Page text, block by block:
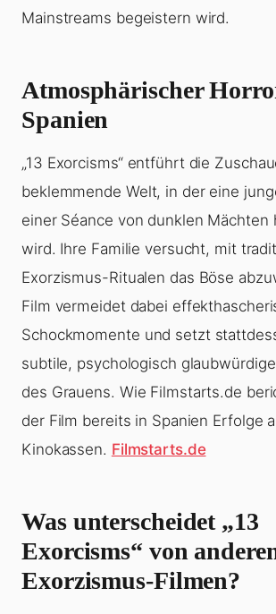
Mainstreams begeistern wird.
Atmosphärischer
Spanien
„13 Exorcisms“ entführt die
beklemmende Welt, in der eine
einer Séance von dunklen Mächten
wird. Ihre Familie versucht, mit
Exorzismus-Ritualen das Böse
Film vermeidet dabei
Schockmomente und setzt
subtile, psychologisch
des Grauens. Wie Filmstarts.de
der Film bereits in Spanien Erfolge
Kinokassen. Filmstarts.de
Was unterscheidet „13
Exorcisms“ von
Exorzismus-Filmen?